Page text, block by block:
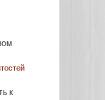
к